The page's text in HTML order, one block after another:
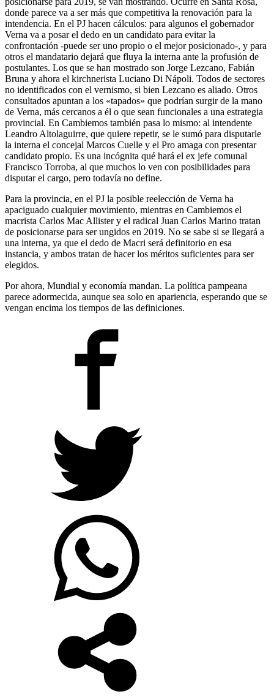
donde parece va a ser más que competitiva la renovación para la
intendencia. En el PJ hacen cálculos: para algunos el gobernador
Verna va a posar el dedo en un candidato para evitar la
confrontación -puede ser uno propio o el mejor posicionado-, y para
otros el mandatario dejará que fluya la interna ante la profusión de
postulantes. Los que se han mostrado son Jorge Lezcano, Fabián
Bruna y ahora el kirchnerista Luciano Di Nápoli. Todos de sectores
no identificados con el vernismo, si bien Lezcano es aliado. Otros
consultados apuntan a los «tapados» que podrían surgir de la mano
de Verna, más cercanos a él o que sean funcionales a una estrategia
provincial. En Cambiemos también pasa lo mismo: al intendente
Leandro Altolaguirre, que quiere repetir, se le sumó para disputarle
la interna el concejal Marcos Cuelle y el Pro amaga con presentar
candidato propio. Es una incógnita qué hará el ex jefe comunal
Francisco Torroba, al que muchos lo ven con posibilidades para
disputar el cargo, pero todavía no define.
Para la provincia, en el PJ la posible reelección de Verna ha
apaciguado cualquier movimiento, mientras en Cambiemos el
macrista Carlos Mac Allister y el radical Juan Carlos Marino tratan
de posicionarse para ser ungidos en 2019. No se sabe si se llegará a
una interna, ya que el dedo de Macri será definitorio en esa
instancia, y ambos tratan de hacer los méritos suficientes para ser
elegidos.
Por ahora, Mundial y economía mandan. La política pampeana
parece adormecida, aunque sea solo en apariencia, esperando que se
vengan encima los tiempos de las definiciones.